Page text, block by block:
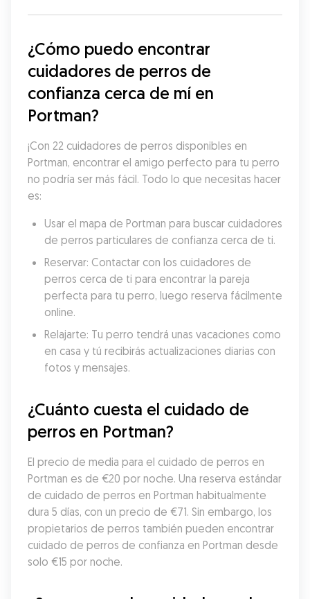
¿Cómo puedo encontrar
cuidadores de perros de
confianza cerca de mí en
Portman?
¡Con 22 cuidadores de perros disponibles en
Portman, encontrar el amigo perfecto para tu perro
no podría ser más fácil. Todo lo que necesitas hacer
es:
Usar el mapa de Portman para buscar cuidadores
de perros particulares de confianza cerca de ti.
Reservar: Contactar con los cuidadores de
perros cerca de ti para encontrar la pareja
perfecta para tu perro, luego reserva fácilmente
online.
Relajarte: Tu perro tendrá unas vacaciones como
en casa y tú recibirás actualizaciones diarias con
fotos y mensajes.
¿Cuánto cuesta el cuidado de
perros en Portman?
El precio de media para el cuidado de perros en
Portman es de €20 por noche. Una reserva estándar
de cuidado de perros en Portman habitualmente
dura 5 días, con un precio de €71. Sin embargo, los
propietarios de perros también pueden encontrar
cuidado de perros de confianza en Portman desde
solo €15 por noche.